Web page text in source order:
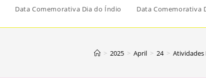
Data Comemorativa Dia do Índio Data Comemorativa
> 2025 > April > 24 > Atividades